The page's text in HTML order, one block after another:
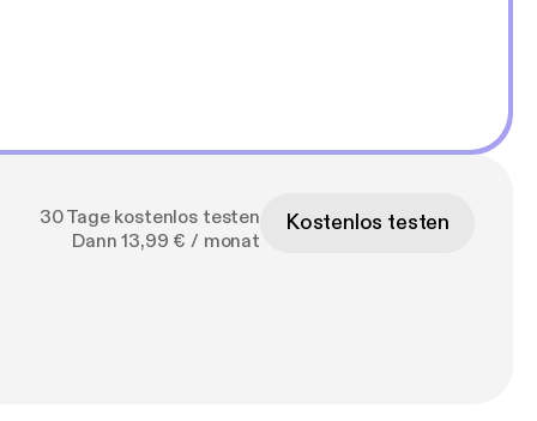
30 Tage kostenlos testen
Dann 13,99 € / monat
Kostenlos testen